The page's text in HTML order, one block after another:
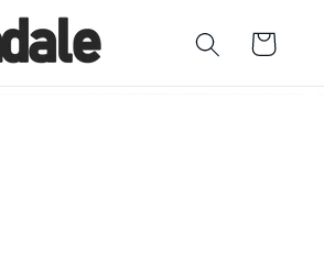
Carrito